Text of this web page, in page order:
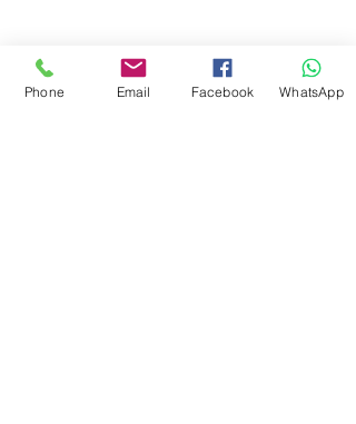
Phone Email Facebook WhatsApp